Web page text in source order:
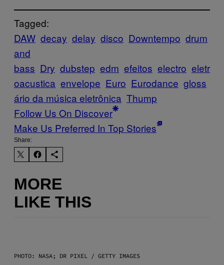
Tagged:
DAW decay delay disco Downtempo drum
and
bass Dry dubstep edm efeitos electro eletr
oacustica envelope Euro Eurodance gloss
ário da música eletrônica Thump
Follow Us On Discover
Make Us Preferred In Top Stories
Share:
MORE
LIKE THIS
PHOTO: NASA; DR PIXEL / GETTY IMAGES